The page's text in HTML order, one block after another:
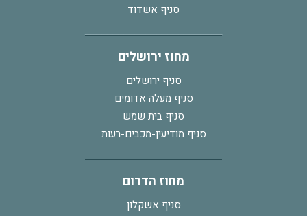
סניף אשדוד
מחוז ירושלים
סניף ירושלים
סניף מעלה אדומים
סניף בית שמש
סניף מודיעין-מכבים-רעות
מחוז הדרום
סניף אשקלון